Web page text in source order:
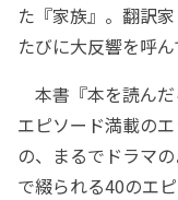
た『家族』。翻訳
たびに大反響を呼ん
本書『本を読ん
エピソード満載の
の、まるでドラマ
で綴られる40のエ